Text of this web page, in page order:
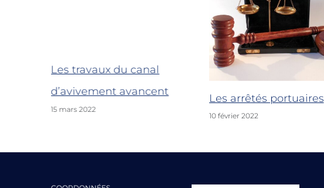
Les travaux du canal
d’avivement avancent
15 mars 2022
Les arrêtés portuaires
10 février 2022